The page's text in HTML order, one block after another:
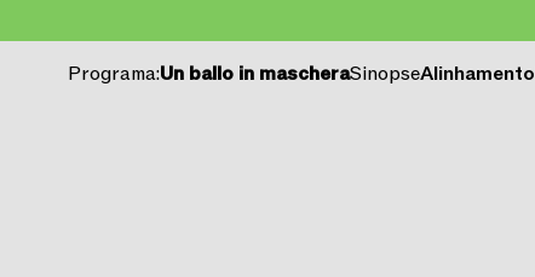
Programa:Un ballo in mascheraSinopseAlinhamento